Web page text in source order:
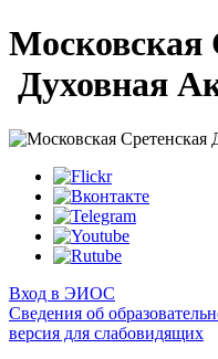
Московская
Духовная
Вход в ЭИОС
Сведения об
версия для слабовидящих